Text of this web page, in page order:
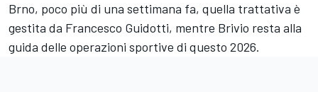
Brno, poco più di una settimana fa, quella trattativa è
gestita da Francesco Guidotti, mentre Brivio resta alla
guida delle operazioni sportive di questo 2026.